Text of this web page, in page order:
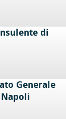
di
Generale